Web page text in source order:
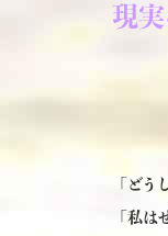
現
「どう
「私は